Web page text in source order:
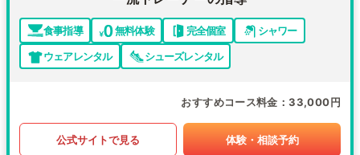
食事指導 無料体験 完全個室
シャワー
ウェアレンタル
シューズレンタル
おすすめコース料金 33,000円
公式サイトで見る 体験・相談予約